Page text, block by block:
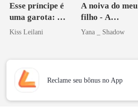
Esse príncipe é
uma garota: A
companheira
Kiss Leilani
A noiva do meu
filho - A
Redenção do
Yana _ Shadow
Reclame seu bônus no App